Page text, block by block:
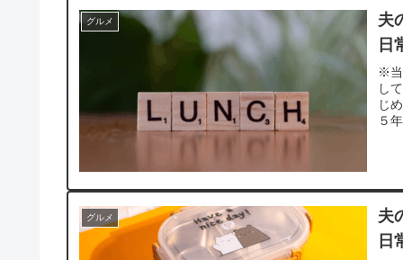
グルメ
夫
日
※当
し
じ
５
グルメ
夫
日